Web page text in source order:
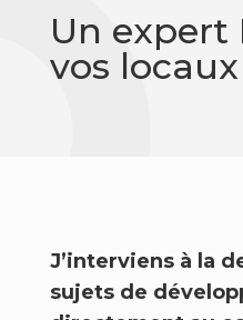
Un expert
vos locaux
J’interviens à la
sujets de